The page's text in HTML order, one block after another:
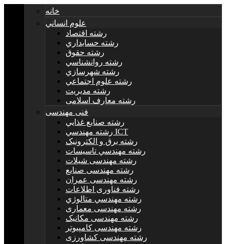
خانه
علوم انساني
رشته اقتصاد
رشته حسابداري
رشته حقوق
رشته روانشناسي
رشته شهرسازي
رشته علوم اجتماعي
رشته مديريت
رشته معارف اسلامی
فنی مهندسی
رشته صنايع غذايي
رشته مهندسي ICT
رشته برق و الکترونيک
رشته مهندسي تاسيسات
رشته مهندسی شیلات
رشته مهندسی صنایع
رشته مهندسی عمران
رشته فناوری اطلاعات
رشته مهندسي متالوژي
رشته مهندسی معماری
رشته مهندسی مکانیک
رشته مهندسی کامپیوتر
رشته مهندسی کشاورزی